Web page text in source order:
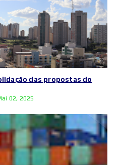
das propostas do
02, 2025